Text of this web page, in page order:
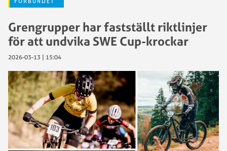
Grengrupper har fastställt riktlinjer
för att undvika SWE Cup-krockar
2026-03-13 | 15:04